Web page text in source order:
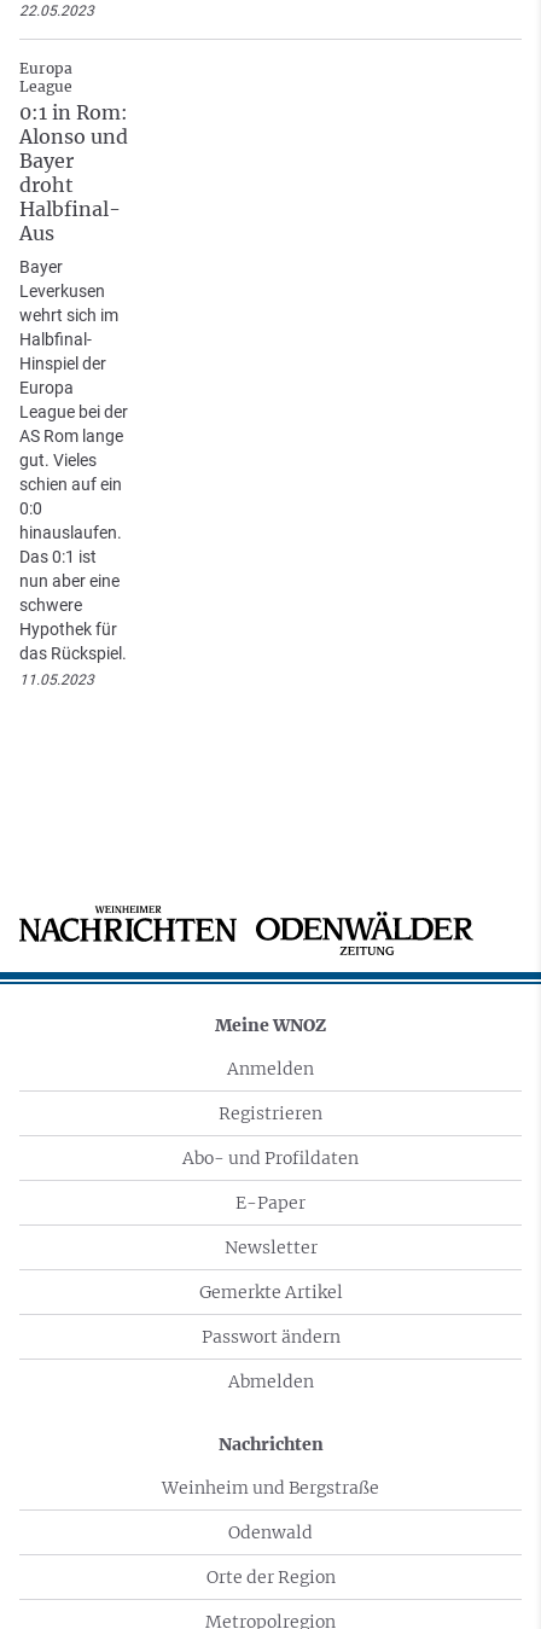
22.05.2023
Europa
League
0:1 in Rom:
Alonso und
Bayer
droht
Halbfinal-
Aus
Bayer
Leverkusen
wehrt sich im
Halbfinal-
Hinspiel der
Europa
League bei der
AS Rom lange
gut. Vieles
schien auf ein
0:0
hinauslaufen.
Das 0:1 ist
nun aber eine
schwere
Hypothek für
das Rückspiel.
11.05.2023
Meine WNOZ
Anmelden
Registrieren
Abo- und Profildaten
E-Paper
Newsletter
Gemerkte Artikel
Passwort ändern
Abmelden
Nachrichten
Weinheim und Bergstraße
Odenwald
Orte der Region
Metropolregion